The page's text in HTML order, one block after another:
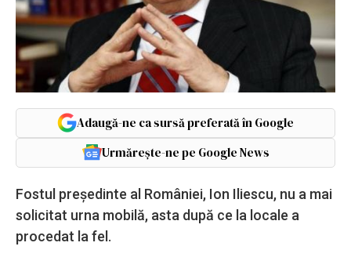
Adaugă-ne ca sursă preferată în Google
Urmărește-ne pe Google News
Fostul președinte al României, Ion Iliescu, nu a mai
solicitat urna mobilă, asta după ce la locale a
procedat la fel.